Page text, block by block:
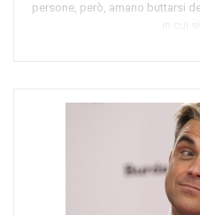
persone, però, amano buttarsi